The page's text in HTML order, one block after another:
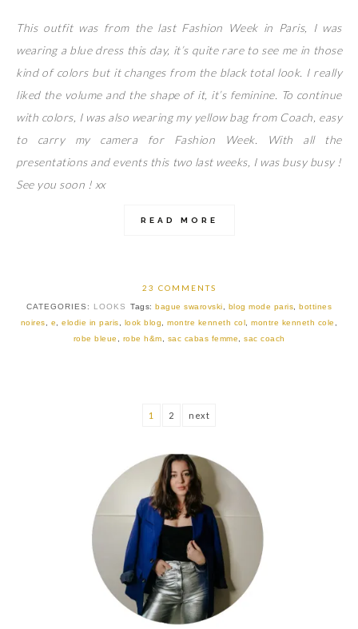
This outfit was from the last Fashion Week in Paris, I was
wearing a blue dress this day, it’s quite rare to see me in those
kind of colors but it changes from the black total look. I really
liked the volume and the shape of it, it’s feminine. To continue
with colors, I was also wearing my yellow bag from Coach, easy
to carry my camera for Fashion Week. With all the
presentations and events this two last weeks, I was busy busy !
See you soon ! xx
READ MORE
23 COMMENTS
CATEGORIES: LOOKS Tags: bague swarovski blog mode paris
bottines
noires
e ,elodie in paris look blog ,montre kenneth col ,montre kenneth cole
robe bleue
robe h&m sac cabas femme sac coach
1 2 next